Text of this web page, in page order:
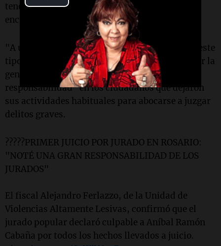
Video
tenencia ilegal de armas de guerra y
encubrimiento.
"A uno le llama la atención porque desconocía este
tipo de mecanismos, no sabe cómo lo va a tomar la
gente", señaló, y agregó que notó "una gran
responsabilidad" en los ciudadanos que dejaron
sus actividades habituales para abocarse a juzgar
delitos graves.
?????PRIMER JUICIO POR JURADO EN ROSARIO:
"NOTÉ UNA GRAN RESPONSABILIDAD DE LOS
JURADOS"
El fiscal Alejandro Ferlazzo, de la Unidad de
Violencias Altamente Lesivas, confirmó que el
jurado popular declaró culpable a Aníbal Ramón
Cabaña por todos los hechos llevados a juicio.